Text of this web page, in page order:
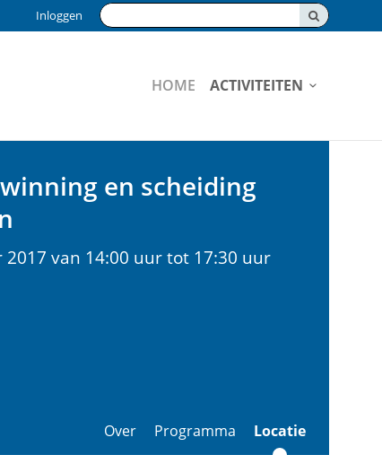
Zoeken:
Inloggen
HOME ACTIVITEITEN
en scheiding
van 14:00 uur tot 17:30 uur
Over Programma Locatie